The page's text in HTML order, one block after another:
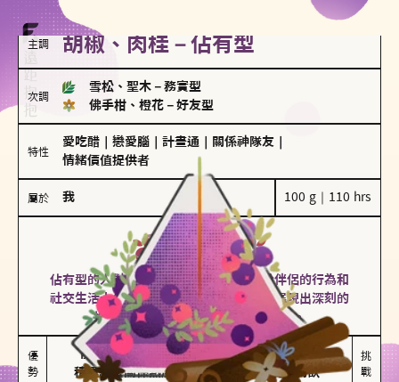
主調 胡椒、肉桂－佔有型
次調
雪松、聖木 － 務實型
佛手柑、橙花 － 好友型
特性
愛吃醋 戀愛腦 計畫通 關係神隊友
情緒價值提供者
屬於 我 100 g｜110 hrs
佔有型
胡椒、肉桂
佔有型的人對愛情有強烈的保護欲，對於伴侶的行為和
社交生活十分敏感、容易吃醋。在關係中展現出深刻的
投入和激情，但也可能讓人感到窒息。
優
勢
能建立緊密關係
積極維繫關係熱度
嫉妒心較強
可能出現控制欲
挑
戰